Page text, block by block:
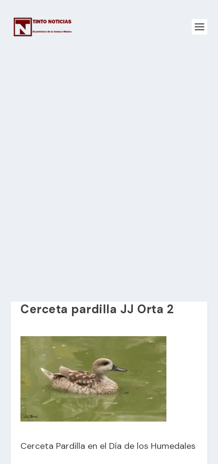
Cerceta pardilla JJ Orta 2
Cerceta Pardilla en el Día de los Humedales